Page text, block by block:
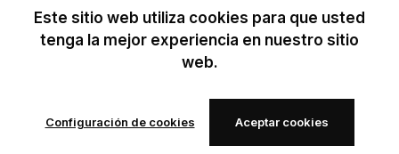
Este sitio web utiliza cookies para que usted
tenga la mejor experiencia en nuestro sitio
web.
Configuración de cookies Aceptar cookies